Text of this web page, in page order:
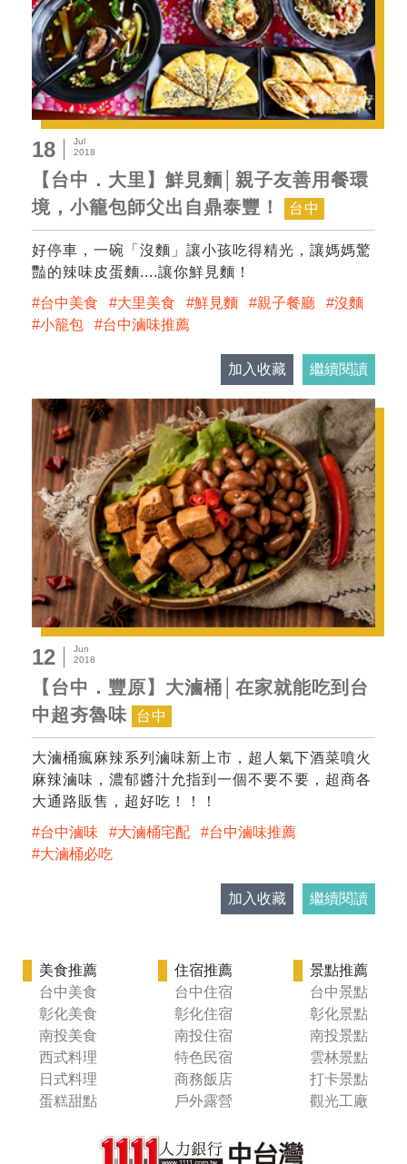
18
Jul
2018
【台中．大里】鮮見麵│親子友善用餐環
境，小籠包師父出自鼎泰豐！
台中
好停車，一碗「沒麵」讓小孩吃得精光，讓媽媽驚
豔的辣味皮蛋麵....讓你鮮見麵！
台中美食
大里美食 鮮見麵 親子餐廳
沒麵
小籠包
台中滷味推薦
加入收藏 繼續閱讀
12
Jun
2018
【台中．豐原】大滷桶│在家就能吃到台
中超夯魯味
台中
大滷桶瘋麻辣系列滷味新上市，超人氣下酒菜噴火
麻辣滷味，濃郁醬汁允指到一個不要不要，超商各
大通路販售，超好吃！！！
台中滷味
大滷桶宅配
台中滷味推薦
大滷桶必吃
加入收藏 繼續閱讀
美食推薦
台中美食
彰化美食
南投美食
西式料理
日式料理
蛋糕甜點
住宿推薦
台中住宿
彰化住宿
南投住宿
特色民宿
商務飯店
戶外露營
景點推薦
台中景點
彰化景點
南投景點
雲林景點
打卡景點
觀光工廠